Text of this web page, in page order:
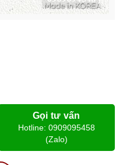
Gọi tư vấn
Hotline: 0909095458
(Zalo)